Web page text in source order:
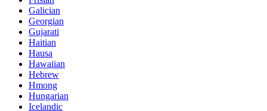
Galician
Georgian
Gujarati
Haitian
Hausa
Hawaiian
Hebrew
Hmong
Hungarian
Icelandic